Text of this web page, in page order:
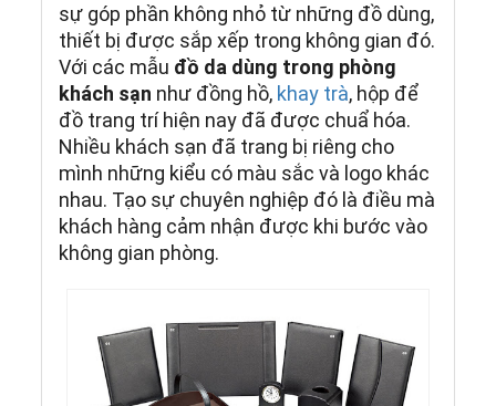
sự góp phần không nhỏ từ những đồ dùng,
thiết bị được sắp xếp trong không gian đó.
Với các mẫu đồ da dùng trong phòng
khách sạn như đồng hồ, khay trà, hộp để
đồ trang trí hiện nay đã được chuẩ hóa.
Nhiều khách sạn đã trang bị riêng cho
mình những kiểu có màu sắc và logo khác
nhau. Tạo sự chuyên nghiệp đó là điều mà
khách hàng cảm nhận được khi bước vào
không gian phòng.